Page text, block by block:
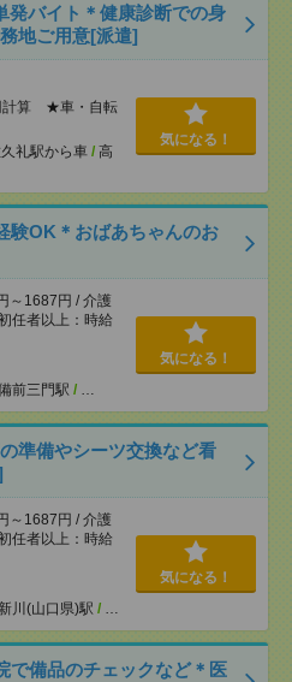
発バイト＊健康診断での身
地ご用意[派遣]
計算 ★車・自転
礼駅から車 / 高
気になる！
験OK＊おばあちゃんのお
～1687円 / 介護
任者以上：時給
前三門駅 /
気になる！
準備やシーツ交換など看
～1687円 / 介護
任者以上：時給
川(山口県)駅 /
気になる！
で備品のチェックなど＊医